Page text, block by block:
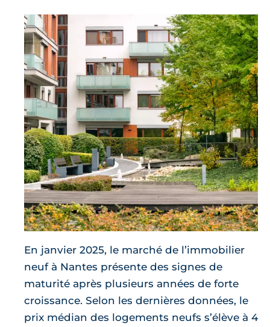
En janvier 2025, le marché de l’immobilier
neuf à Nantes présente des signes de
maturité après plusieurs années de forte
croissance. Selon les dernières données, le
prix médian des logements neufs s’élève à 4